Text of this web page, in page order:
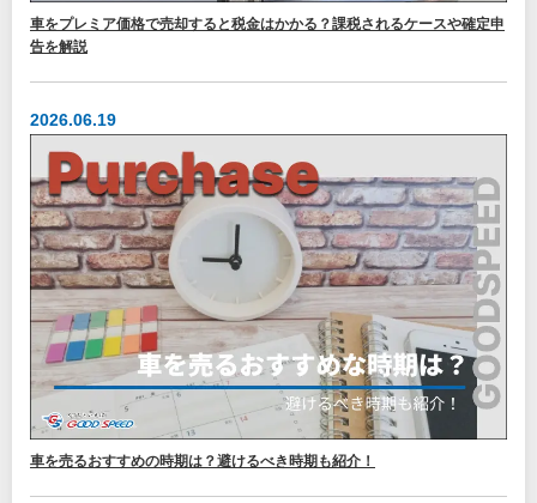
車をプレミア価格で売却すると税金はかかる？課税されるケースや確定申
告を解説
2026.06.19
車を売るおすすめの時期は？避けるべき時期も紹介！